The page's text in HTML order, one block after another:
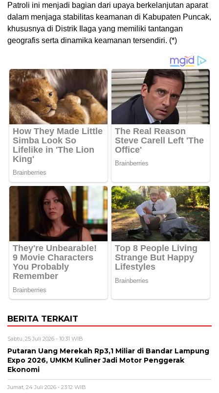
Patroli ini menjadi bagian dari upaya berkelanjutan aparat
dalam menjaga stabilitas keamanan di Kabupaten Puncak,
khususnya di Distrik Ilaga yang memiliki tantangan
geografis serta dinamika keamanan tersendiri. (*)
BERITA TERKAIT
Sabtu, 25 Juli 2026 - 10:31 WIB
Putaran Uang Merekah Rp3,1 Miliar di Bandar Lampung
Expo 2026, UMKM Kuliner Jadi Motor Penggerak
Ekonomi
Jumat, 24 Juli 2026 - 23:12 WIB